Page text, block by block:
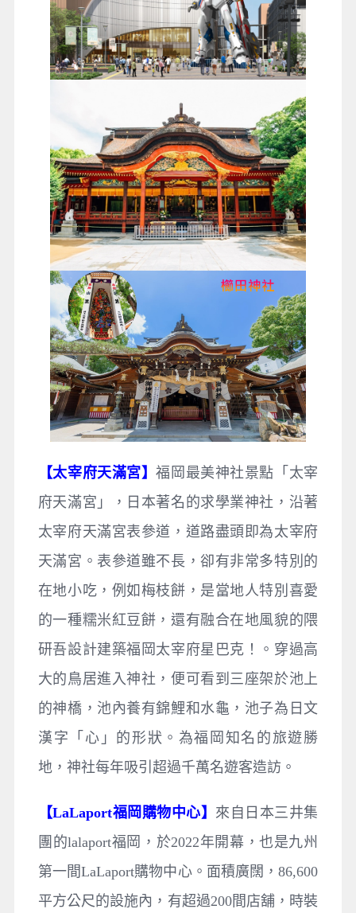
【太宰府天滿宮】福岡最美神社景點「太宰
府天滿宮」，日本著名的求學業神社，沿著
太宰府天滿宮表參道，道路盡頭即為太宰府
天滿宮。表參道雖不長，卻有非常多特別的
在地小吃，例如梅枝餅，是當地人特別喜愛
的一種糯米紅豆餅，還有融合在地風貌的隈
研吾設計建築福岡太宰府星巴克！。穿過高
大的鳥居進入神社，便可看到三座架於池上
的神橋，池內養有錦鯉和水龜，池子為日文
漢字「心」的形狀。為福岡知名的旅遊勝
地，神社每年吸引超過千萬名遊客造訪。
【LaLaport福岡購物中心】 來自日本三井集
團的lalaport福岡，於2022年開幕，也是九州
第一間LaLaport購物中心。面積廣闊，86,600
平方公尺的設施內，有超過200間店舖，時裝